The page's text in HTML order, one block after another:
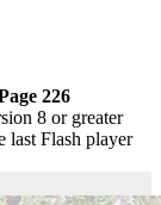
226
8 or greater
last Flash player